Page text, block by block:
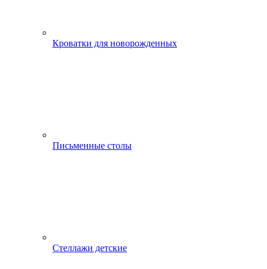
Кроватки для новорожденных
Письменные столы
Стеллажи детские